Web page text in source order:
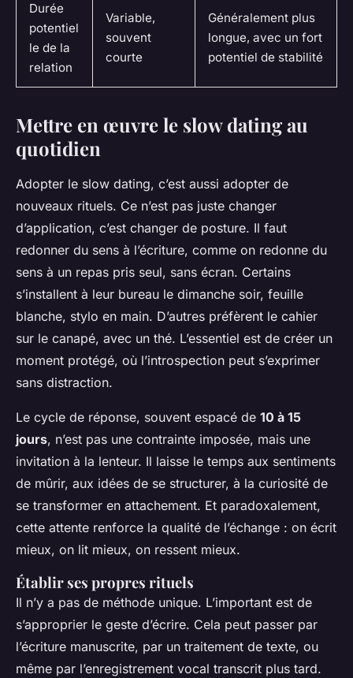
Durée
potentiel
le de la
relation
Variable,
souvent
courte
Généralement plus
longue, avec un fort
potentiel de stabilité
Mettre en œuvre le slow dating au
quotidien
Adopter le slow dating, c’est aussi adopter de
nouveaux rituels. Ce n’est pas juste changer
d’application, c’est changer de posture. Il faut
redonner du sens à l’écriture, comme on redonne du
sens à un repas pris seul, sans écran. Certains
s’installent à leur bureau le dimanche soir, feuille
blanche, stylo en main. D’autres préfèrent le cahier
sur le canapé, avec un thé. L’essentiel est de créer un
moment protégé, où l’introspection peut s’exprimer
sans distraction.
Le cycle de réponse, souvent espacé de 10 à 15
jours, n’est pas une contrainte imposée, mais une
invitation à la lenteur. Il laisse le temps aux sentiments
de mûrir, aux idées de se structurer, à la curiosité de
se transformer en attachement. Et paradoxalement,
cette attente renforce la qualité de l’échange : on écrit
mieux, on lit mieux, on ressent mieux.
Établir ses propres rituels
Il n’y a pas de méthode unique. L’important est de
s’approprier le geste d’écrire. Cela peut passer par
l’écriture manuscrite, par un traitement de texte, ou
même par l’enregistrement vocal transcrit plus tard.